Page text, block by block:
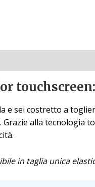
e sei costretto a
alla tecnologia
in taglia unica